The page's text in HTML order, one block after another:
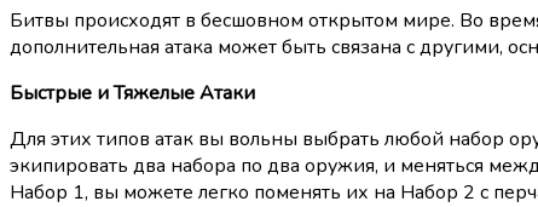
Битвы происходят в бесшовном открытом мире. Во
дополнительная атака может быть связана с другими,
Быстрые и Тяжелые Атаки
Для этих типов атак вы вольны выбрать любой набор
экипировать два набора по два оружия, и меняться
Набор 1, вы можете легко поменять их на Набор 2 с